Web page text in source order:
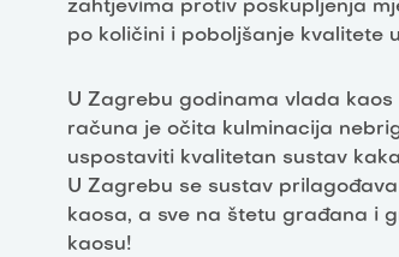
zahtjevima protiv poskupljenja
po količini i poboljšanje kvalitete
U Zagrebu godinama vlada
računa je očita kulminacija
uspostaviti kvalitetan sustav
U Zagrebu se sustav
kaosa, a sve na štetu građana i
kaosu!